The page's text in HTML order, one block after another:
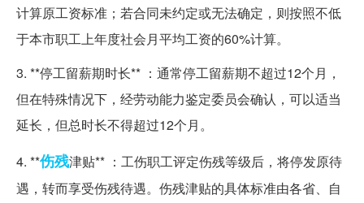
计算原工资标准；若合同未约定或无法确定，则按照不低
于本市职工上年度社会月平均工资的60%计算。
3. **停工留薪期时长** ：通常停工留薪期不超过12个月，
但在特殊情况下，经劳动能力鉴定委员会确认，可以适当
延长，但总时长不得超过12个月。
4. **伤残津贴** ：工伤职工评定伤残等级后，将停发原待
遇，转而享受伤残待遇。伤残津贴的具体标准由各省、自